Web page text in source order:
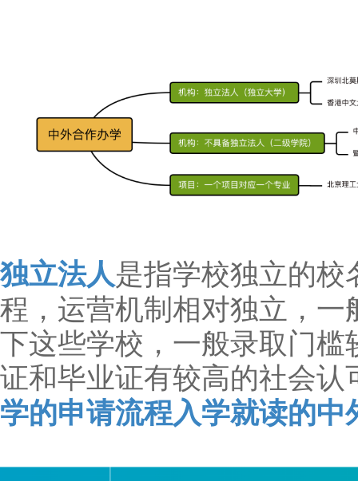
独立法人是指学校独立的校
程，运营机制相对独立，
下这些学校，一般录取门
证和毕业证有较高的社会认
学的申请流程入学就读的中